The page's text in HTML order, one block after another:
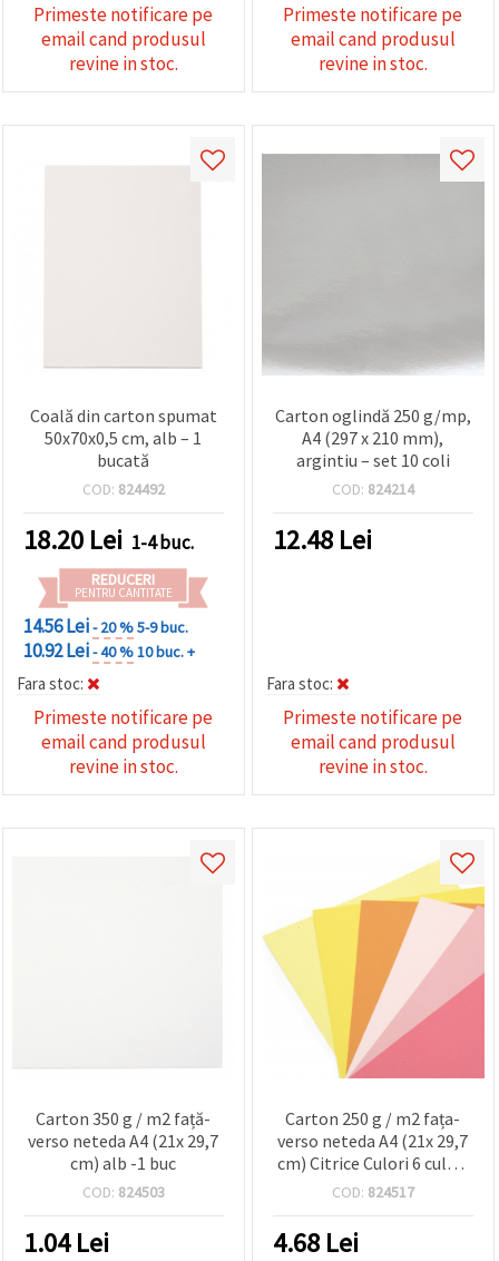
Primeste notificare pe
email cand produsul
revine in stoc.
Primeste notificare pe
email cand produsul
revine in stoc.
Coală din carton spumat
50x70x0,5 cm, alb – 1
bucată
COD: 824492
18.20 Lei 1-4 buc.
REDUCERI
PENTRU CANTITATE
14.56 Lei- 20 %5-9 buc.
10.92 Lei- 40 %10 buc. +
Fara stoc:
Primeste notificare pe
email cand produsul
revine in stoc.
Carton oglindă 250 g/mp,
A4 (297 x 210 mm),
argintiu – set 10 coli
COD: 824214
12.48 Lei
Fara stoc:
Primeste notificare pe
email cand produsul
revine in stoc.
Carton 350 g / m2 față-
verso neteda A4 (21x 29,7
cm) alb -1 buc
COD: 824503
1.04Lei
Carton 250 g / m2 fața-
verso neteda A4 (21x 29,7
cm) Citrice Culori 6 culori
-6 buc
COD: 824517
4.68 Lei